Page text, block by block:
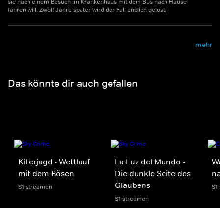
sie nach einem Besuch im Krankenhaus mit dem Bus nach Hause
fahren will. Zwölf Jahre später wird der Fall endlich gelöst.
mehr
Das könnte dir auch gefallen
Killerjagd - Wettlauf
mit dem Bösen
S1 streamen
La Luz del Mundo -
Die dunkle Seite des
Glaubens
S1 streamen